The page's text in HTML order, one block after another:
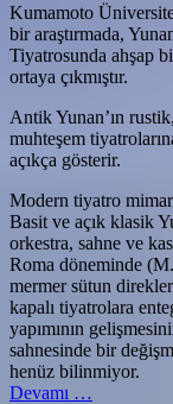
Kumamoto
bir araştırmada,
Tiyatrosunda ahşap
ortaya çıkmıştır.
Antik Yunan’ın
muhteşem
açıkça gösterir.
Modern tiyatro
Basit ve açık klasik
orkestra, sahne ve
Roma döneminde
mermer sütun
kapalı tiyatrolara
yapımının
sahnesinde bir
henüz bilinmiyor.
Devamı …